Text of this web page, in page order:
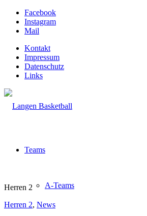
Facebook
Instagram
Mail
Kontakt
Impressum
Datenschutz
Links
Teams
A-Teams
Herren 2
Herren 2, News